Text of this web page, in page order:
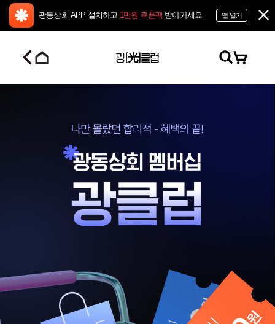
광동상회 APP 설치하고 1만원 쿠폰팩 받아가세요 앱 열기
광[光]클럽